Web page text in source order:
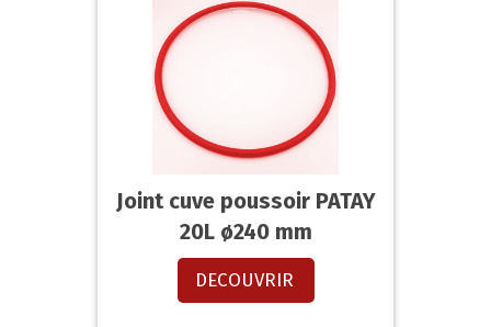
Joint cuve poussoir PATAY
20L ø240 mm
DECOUVRIR